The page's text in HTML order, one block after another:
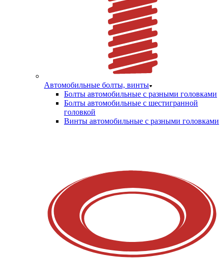
Автомобильные болты, винты
Болты автомобильные с разными головками
Болты автомобильные с шестигранной
головкой
Винты автомобильные с разными головками